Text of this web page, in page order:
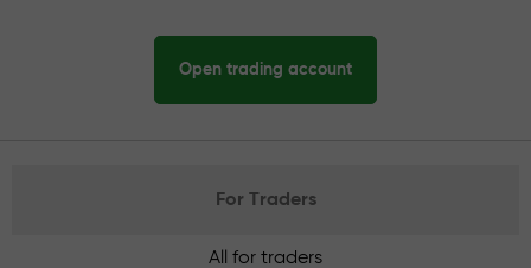
Open trading account
For Traders
All for traders